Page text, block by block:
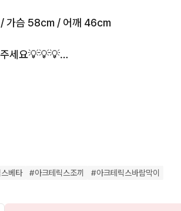
가슴 58cm / 어깨 46cm
세요💡💡💡
인해주세요 (오차 1~2cm)
수 있습니다. 화면 밝기는 최대로 해서 봐
베타 #아크테릭스조끼 #아크테릭스바람막이